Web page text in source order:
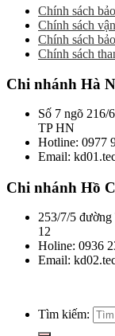
Chính sách
Chính sách
Chính sách
Chính sách
Chi nhánh Hà
Số 7 ngõ
TP HN
Hotline: 0977
Email:
Chi nhánh Hồ
253/7/5
12
Holine: 0936
Email:
Tìm kiếm: